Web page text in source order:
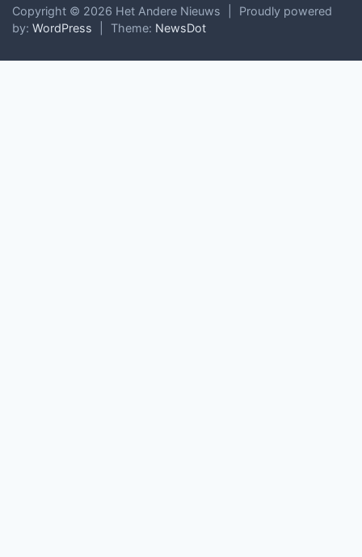
Copyright © 2026 Het Andere Nieuws
Proudly powered
by: WordPress Theme: NewsDot